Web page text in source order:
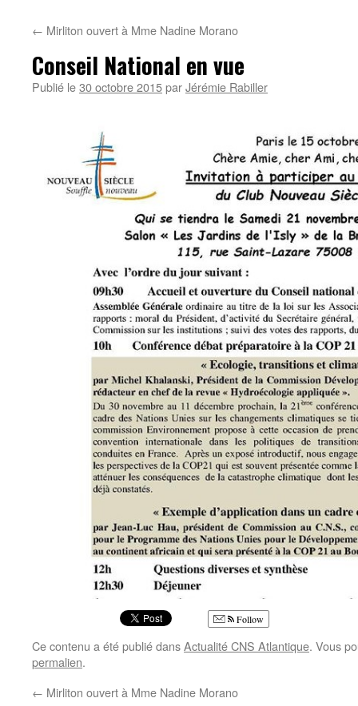
← Mirliton ouvert à Mme Nadine Morano
Conseil National en vue
Publié le30 octobre 2015parJérémie Rabiller
Follow
Ce contenu a été publié dansActualité CNS Atlantique. Vous
permalien.
← Mirliton ouvert à Mme Nadine Morano